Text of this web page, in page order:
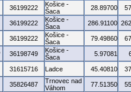
36199222
Košice -
Šaca
28.89700
36199222
Košice -
Šaca
286.91100
36199222
Košice -
Šaca
79.49860
36198749
Košice -
Šaca
5.97081
31615716 Ladce 45.40810
35826487
Trnovec nad
Váhom
77.51350